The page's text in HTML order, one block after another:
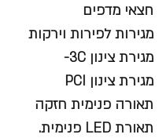
חצאי מדפים
מגירות לפירות וירקות
מגירת צינון 3C-
מגירת צינון PCI
תאורה פנימית חזקה
תאורת LED פנימית.